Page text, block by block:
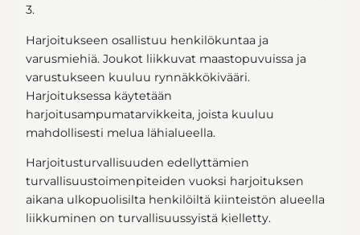
3.
Harjoitukseen osallistuu henkilökuntaa ja
varusmiehiä. Joukot liikkuvat maastopuvuissa ja
varustukseen kuuluu rynnäkkökivääri.
Harjoituksessa käytetään
harjoitusampumatarvikkeita, joista kuuluu
mahdollisesti melua lähialueella.
Harjoitusturvallisuuden edellyttämien
turvallisuustoimenpiteiden vuoksi harjoituksen
aikana ulkopuolisilta henkilöiltä kiinteistön alueella
liikkuminen on turvallisuussyistä kielletty.